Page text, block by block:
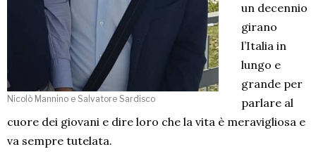
Nicolò Mannino e Salvatore Sardisco
un decennio
girano
l’Italia in
lungo e
grande per
parlare al
cuore dei giovani e dire loro che la vita è meravigliosa e
va sempre tutelata.